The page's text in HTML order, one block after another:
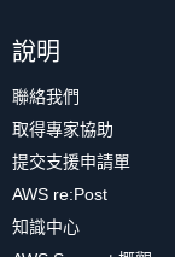
說明
聯絡我們
取得專家協助
提交支援申請單
AWS re:Post
知識中心